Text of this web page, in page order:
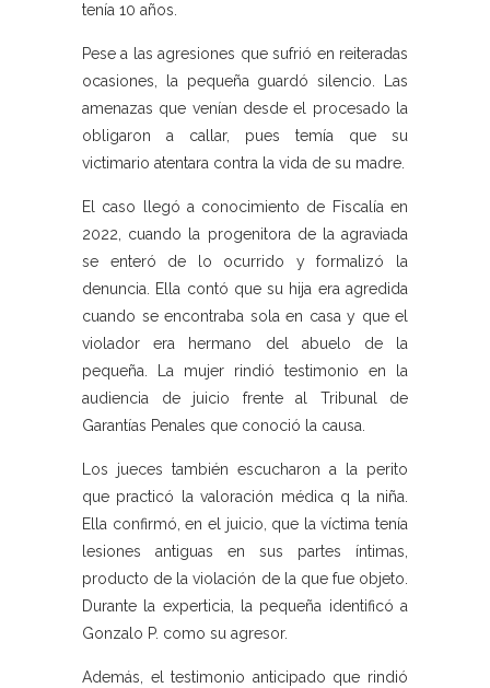
tenía 10 años.
Pese a las agresiones que sufrió en reiteradas
ocasiones, la pequeña guardó silencio. Las
amenazas que venían desde el procesado la
obligaron a callar, pues temía que su
victimario atentara contra la vida de su madre.
El caso llegó a conocimiento de Fiscalía en
2022, cuando la progenitora de la agraviada
se enteró de lo ocurrido y formalizó la
denuncia. Ella contó que su hija era agredida
cuando se encontraba sola en casa y que el
violador era hermano del abuelo de la
pequeña. La mujer rindió testimonio en la
audiencia de juicio frente al Tribunal de
Garantías Penales que conoció la causa.
Los jueces también escucharon a la perito
que practicó la valoración médica q la niña.
Ella confirmó, en el juicio, que la víctima tenía
lesiones antiguas en sus partes íntimas,
producto de la violación de la que fue objeto.
Durante la experticia, la pequeña identificó a
Gonzalo P. como su agresor.
Además, el testimonio anticipado que rindió